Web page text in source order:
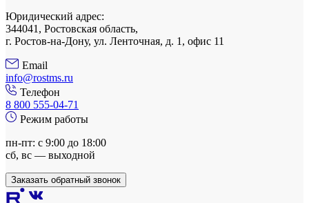
Юридический адрес:
344041, Ростовская область,
г. Ростов-на-Дону, ул. Ленточная, д. 1, офис 11
Email
info@rostms.ru
Телефон
8 800 555-04-71
Режим работы
пн-пт: с 9:00 до 18:00
сб, вс — выходной
Заказать обратный звонок